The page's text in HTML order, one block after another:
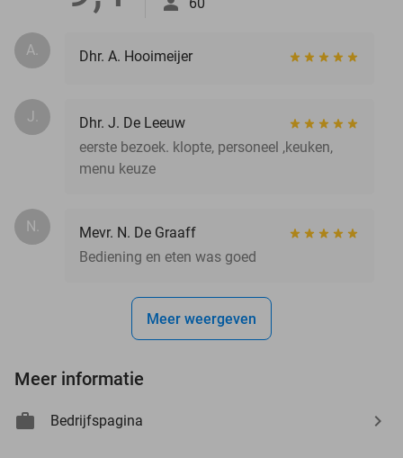
A. Dhr. A. Hooimeijer
J.
Dhr. J. De Leeuw
eerste bezoek. klopte, personeel ,keuken,
menu keuze
N.
Mevr. N. De Graaff
Bediening en eten was goed
Meer weergeven
Meer informatie
Bedrijfspagina